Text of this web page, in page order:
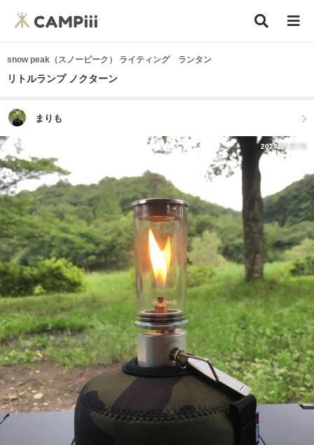
snow peak（スノーピーク） ライティング ランタン
リトルランプ ノクターン
まりも
2024年7月7日